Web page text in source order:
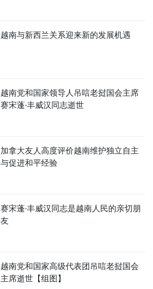
越南与新西兰关系迎来新的发展机遇
越南党和国家领导人吊唁老挝国会主席
赛宋蓬·丰威汉同志逝世
加拿大友人高度评价越南维护独立自主
与促进和平经验
赛宋蓬·丰威汉同志是越南人民的亲切朋
友
越南党和国家高级代表团吊唁老挝国会
主席逝世【组图】